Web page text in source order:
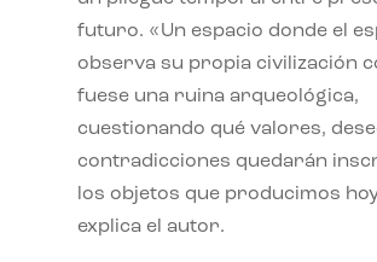
futuro. «Un espacio donde el
observa su propia civilización
fuese una ruina arqueológica,
cuestionando qué valores,
contradicciones quedarán
los objetos que producimos
explica el autor.